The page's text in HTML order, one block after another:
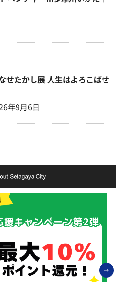
せたかし展 人生はよろこばせ
年9月6日